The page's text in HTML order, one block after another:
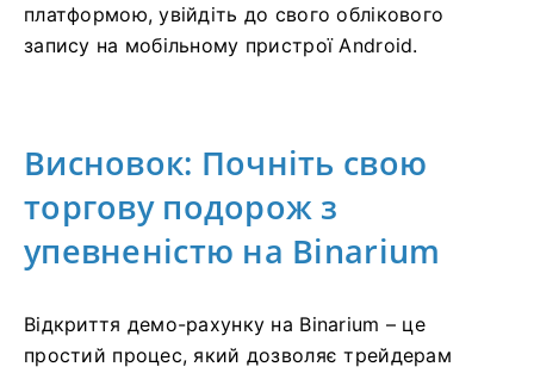
платформою, увійдіть до свого облікового
запису на мобільному пристрої Android.
Висновок: Почніть свою
торгову подорож з
упевненістю на Binarium
Відкриття демо-рахунку на Binarium – це
простий процес, який дозволяє трейдерам